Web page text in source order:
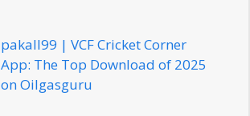
pakall99 | VCF Cricket Corner
App: The Top Download of 2025
on Oilgasguru